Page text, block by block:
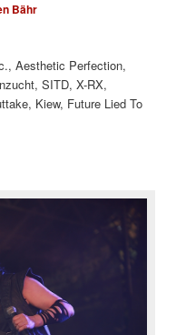
Bähr
Aesthetic Perfection,
SITD, X-RX,
Kiew, Future Lied To